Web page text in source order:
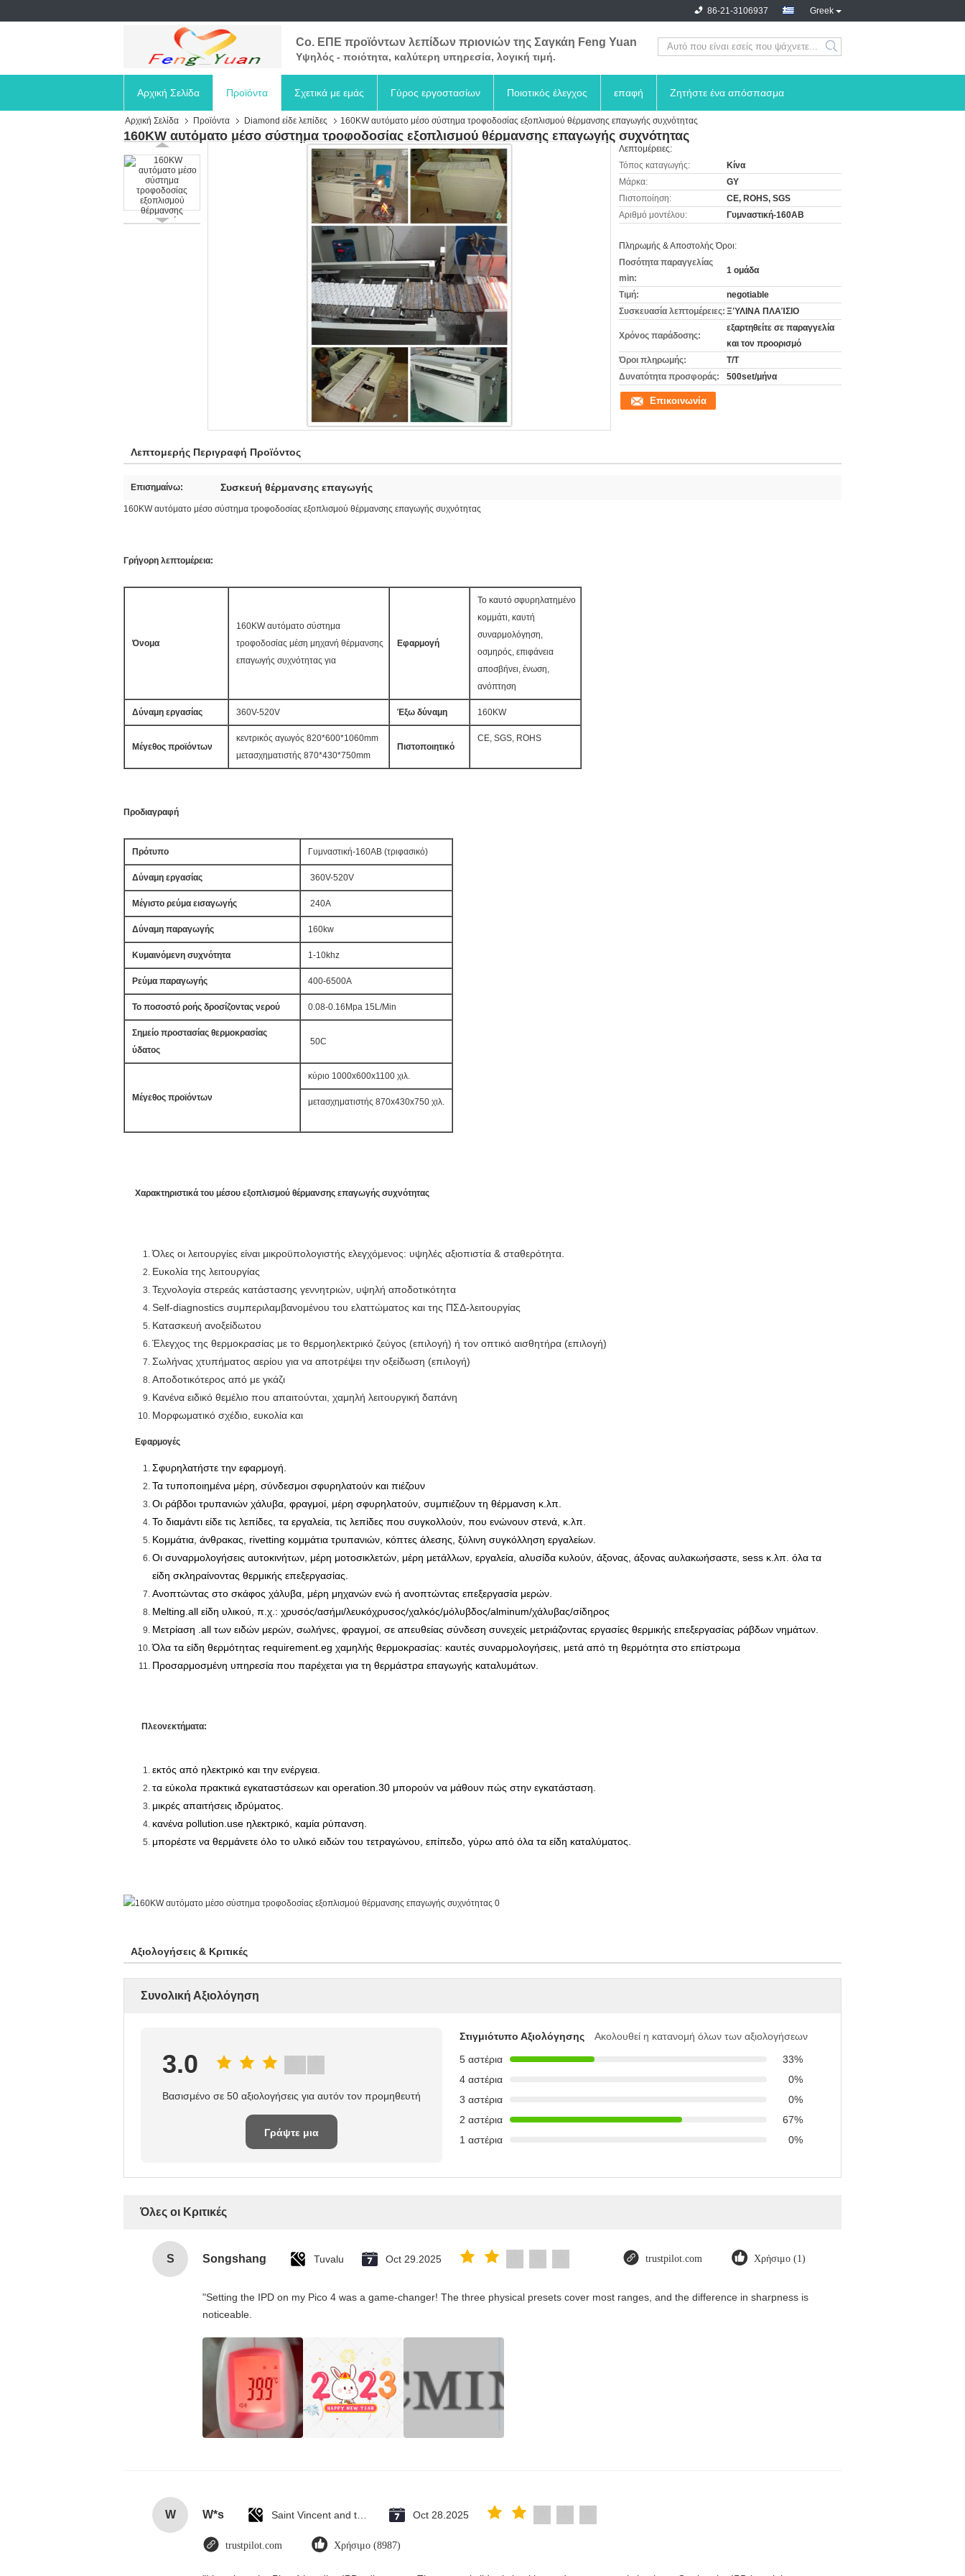
Greek
86-21-3106937
Co. ΕΠΕ προϊόντων λεπίδων πριονιών της Σαγκάη Feng Yuan
Υψηλός - ποιότητα, καλύτερη υπηρεσία, λογική τιμή.
Αρχική Σελίδα Προϊόντα Σχετικά με εμάς Γύρος εργοστασίων Ποιοτικός έλεγχος επαφή Ζητήστε ένα απόσπασμα
Αρχική Σελίδα Προϊόντα Diamond είδε λεπίδες 160KW αυτόματο μέσο σύστημα τροφοδοσίας εξοπλισμού θέρμανσης επαγωγής συχνότητας
160KW αυτόματο μέσο σύστημα τροφοδοσίας εξοπλισμού θέρμανσης επαγωγής συχνότητας
Λεπτομέρειες:
Τόπος καταγωγής:
Κίνα
Μάρκα:
GY
Πιστοποίηση:
CE, ROHS, SGS
Αριθμό μοντέλου:
Γυμναστική-160AB
Πληρωμής & Αποστολής Όροι:
Ποσότητα παραγγελίας
min:
1 ομάδα
Τιμή:
negotiable
Συσκευασία λεπτομέρειες: ΞΎΛΙΝΑ ΠΛΑΊΣΙΟ
Χρόνος παράδοσης:
εξαρτηθείτε σε παραγγελία
και τον προορισμό
Όροι πληρωμής:
T/T
Δυνατότητα προσφοράς:
500set/μήνα
Επικοινωνία
Λεπτομερής Περιγραφή Προϊόντος
Επισημαίνω: Συσκευή θέρμανσης επαγωγής
160KW αυτόματο μέσο σύστημα τροφοδοσίας εξοπλισμού θέρμανσης επαγωγής συχνότητας
Γρήγορη λεπτομέρεια:
Όνομα
160KW αυτόματο σύστημα
τροφοδοσίας μέση μηχανή θέρμανσης
επαγωγής συχνότητας για
Εφαρμογή
Το καυτό σφυρηλατημένο
κομμάτι, καυτή
συναρμολόγηση,
οσμηρός, επιφάνεια
αποσβήνει, ένωση,
ανόπτηση
Δύναμη εργασίας 360V-520V Έξω δύναμη 160KW
Μέγεθος προϊόντων
κεντρικός αγωγός 820*600*1060mm
μετασχηματιστής 870*430*750mm
Πιστοποιητικό
CE, SGS, ROHS
Προδιαγραφή
Πρότυπο Γυμναστική-160AB (τριφασικό)
Δύναμη εργασίας 360V-520V
Μέγιστο ρεύμα εισαγωγής 240A
Δύναμη παραγωγής 160kw
Κυμαινόμενη συχνότητα 1-10khz
Ρεύμα παραγωγής 400-6500A
Το ποσοστό ροής δροσίζοντας νερού 0.08-0.16Mpa 15L/Min
Σημείο προστασίας θερμοκρασίας
ύδατος
50C
Μέγεθος προϊόντων
κύριο 1000x600x1100 χιλ.
μετασχηματιστής 870x430x750 χιλ.
Χαρακτηριστικά του μέσου εξοπλισμού θέρμανσης επαγωγής συχνότητας
Όλες οι λειτουργίες είναι μικροϋπολογιστής ελεγχόμενος: υψηλές αξιοπιστία & σταθερότητα.
Ευκολία της λειτουργίας
Τεχνολογία στερεάς κατάστασης γεννητριών, υψηλή αποδοτικότητα
Self-diagnostics συμπεριλαμβανομένου του ελαττώματος και της ΠΣΔ-λειτουργίας
Κατασκευή ανοξείδωτου
Έλεγχος της θερμοκρασίας με το θερμοηλεκτρικό ζεύγος (επιλογή) ή τον οπτικό αισθητήρα (επιλογή)
Σωλήνας χτυπήματος αερίου για να αποτρέψει την οξείδωση (επιλογή)
Αποδοτικότερος από με γκάζι
Κανένα ειδικό θεμέλιο που απαιτούνται, χαμηλή λειτουργική δαπάνη
Μορφωματικό σχέδιο, ευκολία και
Εφαρμογές
Σφυρηλατήστε την εφαρμογή.
Τα τυποποιημένα μέρη, σύνδεσμοι σφυρηλατούν και πιέζουν
Οι ράβδοι τρυπανιών χάλυβα, φραγμοί, μέρη σφυρηλατούν, συμπιέζουν τη θέρμανση κ.λπ.
Το διαμάντι είδε τις λεπίδες, τα εργαλεία, τις λεπίδες που συγκολλούν, που ενώνουν στενά, κ.λπ.
Κομμάτια, άνθρακας, rivetting κομμάτια τρυπανιών, κόπτες άλεσης, ξύλινη συγκόλληση εργαλείων.
Οι συναρμολογήσεις αυτοκινήτων, μέρη μοτοσικλετών, μέρη μετάλλων, εργαλεία, αλυσίδα κυλούν, άξονας, άξονας αυλακωήσαστε, sess κ.λπ. όλα τα
είδη σκληραίνοντας θερμικής επεξεργασίας.
Ανοπτώντας στο σκάφος χάλυβα, μέρη μηχανών ενώ ή ανοπτώντας επεξεργασία μερών.
Melting.all είδη υλικού, π.χ.: χρυσός/ασήμι/λευκόχρυσος/χαλκός/μόλυβδος/alminum/χάλυβας/σίδηρος
Μετρίαση .all των ειδών μερών, σωλήνες, φραγμοί, σε απευθείας σύνδεση συνεχείς μετριάζοντας εργασίες θερμικής επεξεργασίας ράβδων νημάτων.
Όλα τα είδη θερμότητας requirement.eg χαμηλής θερμοκρασίας: καυτές συναρμολογήσεις, μετά από τη θερμότητα στο επίστρωμα
Προσαρμοσμένη υπηρεσία που παρέχεται για τη θερμάστρα επαγωγής καταλυμάτων.
Πλεονεκτήματα:
εκτός από ηλεκτρικό και την ενέργεια.
τα εύκολα πρακτικά εγκαταστάσεων και operation.30 μπορούν να μάθουν πώς στην εγκατάσταση.
μικρές απαιτήσεις ιδρύματος.
κανένα pollution.use ηλεκτρικό, καμία ρύπανση.
μπορέστε να θερμάνετε όλο το υλικό ειδών του τετραγώνου, επίπεδο, γύρω από όλα τα είδη καταλύματος.
Αξιολογήσεις & Κριτικές
Συνολική Αξιολόγηση
3.0
Βασισμένο σε 50 αξιολογήσεις για αυτόν τον προμηθευτή
Γράψτε μια
Στιγμιότυπο Αξιολόγησης
Ακολουθεί η κατανομή όλων των αξιολογήσεων
5 αστέρια
33%
4 αστέρια
0%
3 αστέρια
0%
2 αστέρια
67%
1 αστέρια
0%
Όλες οι Κριτικές
S Songshang Tuvalu Oct 29.2025 trustpilot.com Χρήσιμο (1)
"Setting the IPD on my Pico 4 was a game-changer! The three physical presets cover most ranges, and the difference in sharpness is
noticeable.
W W*s Oct 28.2025
trustpilot.com Χρήσιμο (8987)